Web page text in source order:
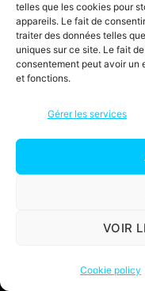
telles que les cookies pour
appareils. Le fait de
traiter des données telles
uniques sur ce site. Le fait
consentement peut avoir un
et fonctions.
Gérer les services
VOIR
Cookie policy
Cahiers Maître
Soutien scolaire
Vidéos
Cartes mentales
Fiches